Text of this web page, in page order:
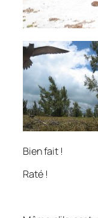
Bien fait !
Raté !